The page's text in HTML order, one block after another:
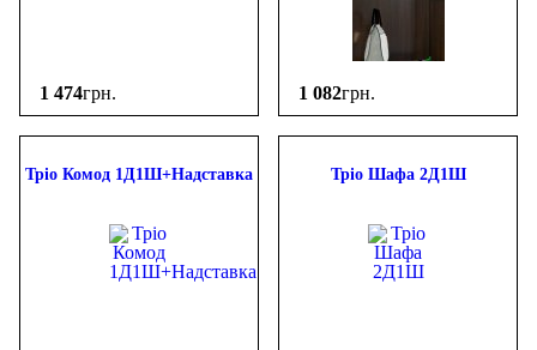
1 474грн. 1 082грн.
Тріо Комод 1Д1Ш+Надставка Тріо Шафа 2Д1Ш